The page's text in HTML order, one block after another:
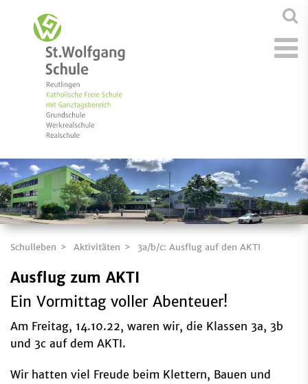
Schulleben Aktivitäten 3a/b/c: Ausflug auf den AKTI
Ausflug zum AKTI
Ein Vormittag voller Abenteuer!
Am Freitag, 14.10.22, waren wir, die Klassen 3a, 3b
und 3c auf dem AKTI.
Wir hatten viel Freude beim Klettern, Bauen und